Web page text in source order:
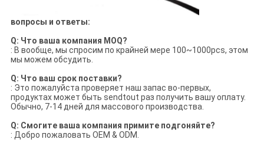
вопросы и ответы:
Q: Что ваша компания MOQ?
: В вообще, мы спросим по крайней мере 100~1000pcs, этом
мы можем обсудить.
Q: Что ваш срок поставки?
: Это пожалуйста проверяет наш запас во-первых,
продуктах может быть sendtout раз получить вашу оплату.
Обычно, 7-14 дней для массового производства.
Q: Смогите ваша компания примите подгоняйте?
: Добро пожаловать OEM & ODM.